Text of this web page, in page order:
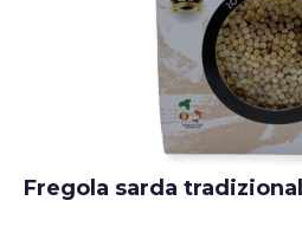
Fregola sarda